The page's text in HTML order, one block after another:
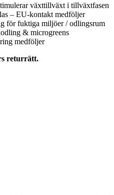
växttillväxt i tillväxtfasen
– EU-kontakt medföljer
för fuktiga miljöer / odlingsrum
& microgreens
medföljer
returrätt.